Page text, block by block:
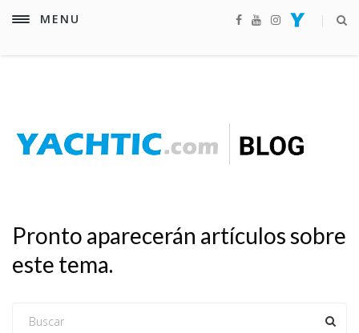
MENU
Pronto aparecerán artículos sobre
este tema.